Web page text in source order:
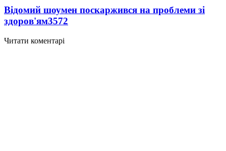
Відомий шоумен поскаржився на проблеми зі
здоров'ям3572
Читати коментарі